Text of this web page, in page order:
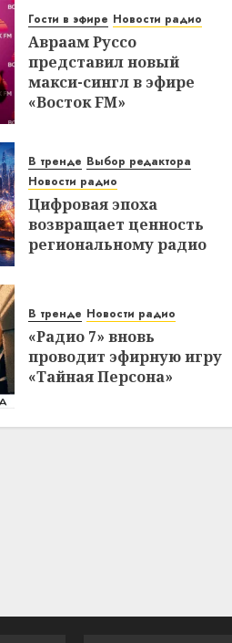
Гости в эфире Новости радио
Авраам Руссо
представил новый
макси-сингл в эфире
«Восток FM»
В тренде Выбор редактора
Новости радио
Цифровая эпоха
возвращает ценность
региональному радио
В тренде Новости радио
«Радио 7» вновь
проводит эфирную игру
«Тайная Персона»